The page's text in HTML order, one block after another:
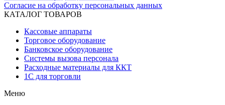
Согласие на обработку персональных данных
КАТАЛОГ ТОВАРОВ
Кассовые аппараты
Торговое оборудование
Банковское оборудование
Системы вызова персонала
Расходные материалы для ККТ
1С для торговли
Меню